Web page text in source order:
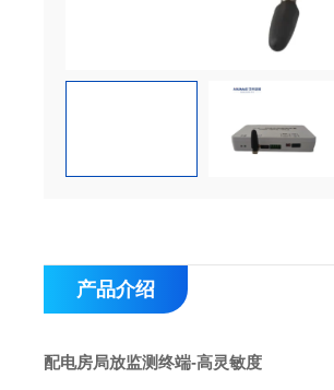
产品介绍
配电房局放监测终端-高灵敏度